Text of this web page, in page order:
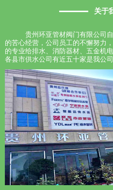
关于
贵州环亚管材阀门有限公司自
的苦心经营，公司员工的不懈努力
的专业给排水、消防器材、五金机
各县市供水公司有近五十家是我公